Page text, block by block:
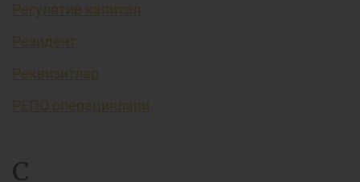
Регулятив капитал
Резидент
Реквизитлар
РЕПО операциялари
С